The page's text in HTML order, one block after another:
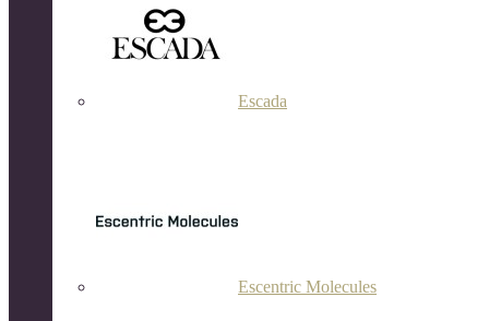
Escada
Escentric Molecules